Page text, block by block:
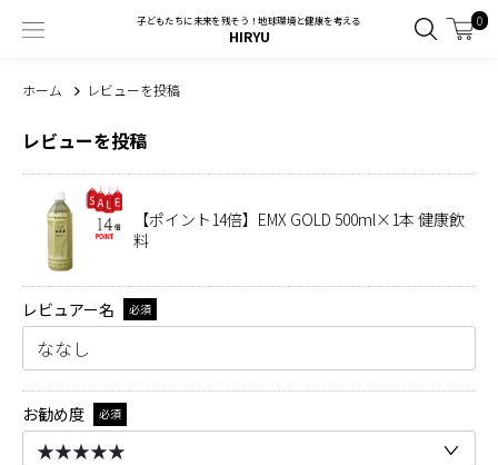
子どもたちに未来を残そう！地球環境と健康を考える
HIRYU
0
ホーム レビューを投稿
レビューを投稿
【ポイント14倍】EMX GOLD 500ml×1本 健康飲
料
レビュアー名 必須
お勧め度 必須